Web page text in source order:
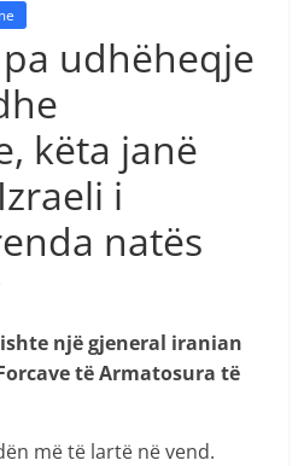
udhëheqje
këta janë
i
natës
një gjeneral iranian
të Armatosura të
më të lartë në vend.